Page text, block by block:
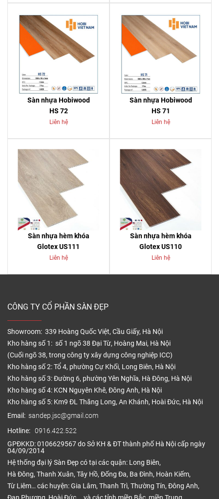
Sàn nhựa Hobiwood
HS 72
Liên hệ
Sàn nhựa Hobiwood
HS 71
Liên hệ
Sàn nhựa hèm khóa
Glotex US111
Liên hệ
Sàn nhựa hèm khóa
Glotex US110
Liên hệ
CÔNG TY CỔ PHẦN SÀN ĐẸP
Showroom: 339 Hoàng Quốc Việt, Cầu Giấy, Hà Nội
Kho hàng số 1: số 1 ngõ 38 Đại Từ, Hoàng Mai, Hà Nội
(Cuối ngõ 38, trong công ty xây dựng công nghiệp ICC)
Kho hàng số 2: Tổ 4, phường Cự Khối, Long Biên, Hà Nội
Kho hàng số 3: Đường 6, phường Yên Nghĩa, Hà Đông, Hà Nội
Kho hàng số 4: KCN Nguyên Khê, Đông Anh, Hà Nội
Kho hàng số 5: Km9 ĐL Thăng Long, An Khánh, Hoài Đức, Hà Nội
Email: sandep.jsc@gmail.com
Hotline: 0916.422.522
GPĐKKD: 0106629567 do Sở KH & ĐT thành phố Hà Nội cấp ngày
04/09/2014
Hệ thống đại lý Sàn Đẹp có tại các quận: Long Biên,
Hà Đông, Thanh Xuân, Tây Hồ, Đống Đa, Ba Đình, Hoàn Kiếm,
Từ Liêm… các huyện: Gia Lâm, Thanh Trì, Thường Tín, Đông Anh,